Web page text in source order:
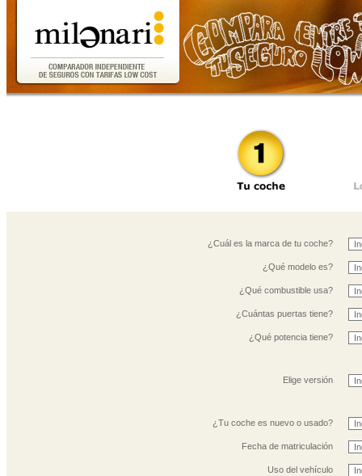
¿Cuál es la marca de tu coche?
¿Qué modelo es?
¿Qué combustible usa?
¿Cuántas puertas tiene?
¿Qué potencia tiene?
Elige versión
¿Tu coche es nuevo o usado?
Fecha de matriculación
Uso del vehículo